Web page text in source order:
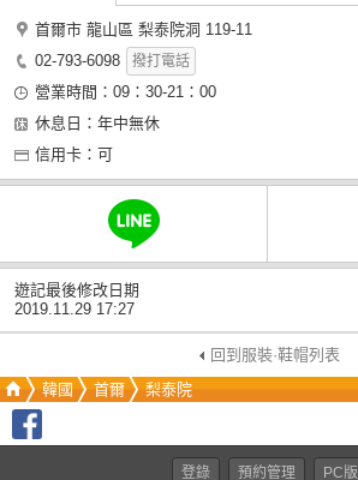
首爾市 龍山區 梨泰院洞 119-11
02-793-6098
撥打電話
營業時間：09：30-21：00
休息日：年中無休
信用卡：可
遊記最後修改日期
2019.11.29 17:27
回到服裝·鞋帽列表
韓國
首爾
梨泰院
登錄 預約管理 PC版